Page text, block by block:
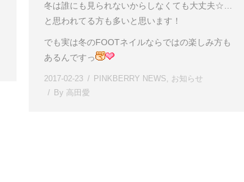
冬は誰にも見られないからしなくても大丈夫☆…
と思われてる方も多いと思います！
でも実は冬のFOOTネイルならではの楽しみ方も
あるんですっ
2017-02-23 PINKBERRY NEWS, お知らせ
By 高田愛